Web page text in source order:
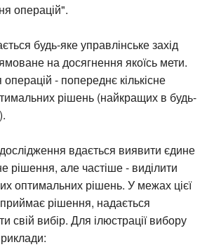
операцій".
будь-яке управлінське захід
на досягнення якоїсь мети.
- попереднє кількісне
рішень (найкращих в будь-
дослідження вдається виявити єдине
рішення, але частіше - виділити
оптимальних рішень. У межах цієї
рішення, надається
свій вибір. Для ілюстрації вибору